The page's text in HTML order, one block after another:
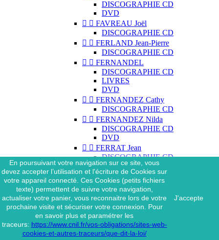
DISCOGRAPHIE CD
DVD
  FAVREAU Joël
DISCOGRAPHIE CD
  FERLAND Jean-Pierre
DISCOGRAPHIE CD
  FERNANDEL
DISCOGRAPHIE CD
LIVRES
DVD
  FERNANDEZ Cathy
DISCOGRAPHIE CD
  FERNANDEZ Nilda
DISCOGRAPHIE CD
DVD
  FERRAT Jean
DISCOGRAPHIE CD
DISCOGRAPHIE 45 TOURS
DISCOGRAPHIE 33 TOURS
DVD
MAGAZINE
  FERRAT Jean & SES
INTERPRÈTES
DISCOGRAPHIE CD
  FERRÉ Léo
En poursuivant votre navigation sur ce site, vous
devez accepter l’utilisation et l'écriture de Cookies sur
votre appareil connecté. Ces Cookies (petits fichiers
texte) permettent de suivre votre navigation,
actualiser votre panier, vous reconnaitre lors de votre
prochaine visite et sécuriser votre connexion. Pour
en savoir plus et paramétrer les
traceurs: https://www.cnil.fr/vos-obligations/sites-web-
cookies-et-autres-traceurs/que-dit-la-loi/
J'accepte